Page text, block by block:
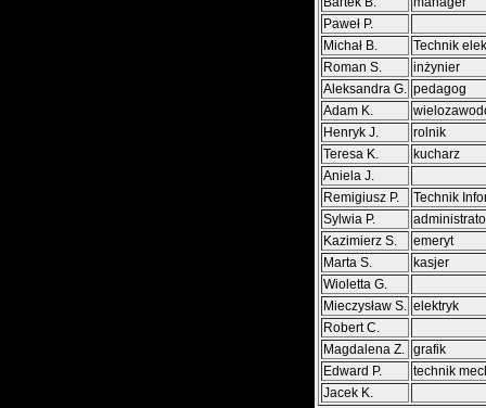
Paweł P.
Michał B.
Technik
Roman S.
inżynier
Aleksandra G. pedagog
Adam K.
Henryk J.
rolnik
Teresa K.
kucharz
Aniela J.
Remigiusz P.
Technik
Sylwia P.
Kazimierz S.
emeryt
Marta S.
kasjer
Wioletta G.
Mieczysław S. elektryk
Robert C.
Magdalena Z. grafik
Edward P.
technik
Jacek K.